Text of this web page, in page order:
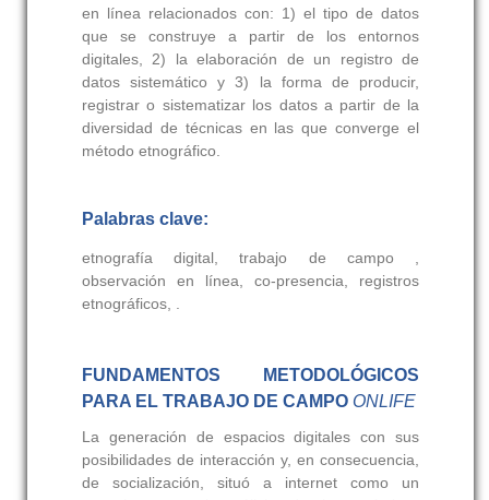
en línea relacionados con: 1) el tipo de datos
que se construye a partir de los entornos
digitales, 2) la elaboración de un registro de
datos sistemático y 3) la forma de producir,
registrar o sistematizar los datos a partir de la
diversidad de técnicas en las que converge el
método etnográfico.
Palabras clave:
etnografía digital, trabajo de campo ,
observación en línea, co-presencia, registros
etnográficos, .
FUNDAMENTOS METODOLÓGICOS
PARA EL TRABAJO DE CAMPO ONLIFE
La generación de espacios digitales con sus
posibilidades de interacción y, en consecuencia,
de socialización, situó a internet como un